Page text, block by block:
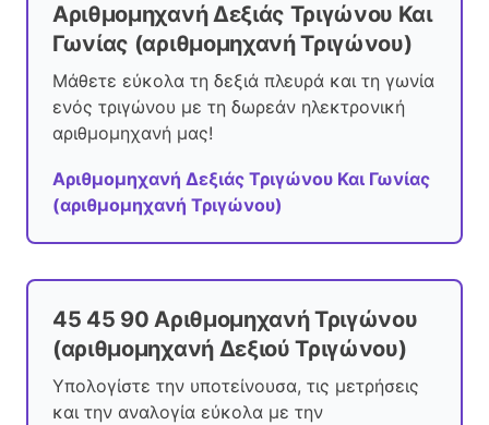
Αριθμομηχανή Δεξιάς Τριγώνου Και
Γωνίας (αριθμομηχανή Τριγώνου)
Μάθετε εύκολα τη δεξιά πλευρά και τη γωνία
ενός τριγώνου με τη δωρεάν ηλεκτρονική
αριθμομηχανή μας!
Αριθμομηχανή Δεξιάς Τριγώνου Και Γωνίας
(αριθμομηχανή Τριγώνου)
45 45 90 Αριθμομηχανή Τριγώνου
(αριθμομηχανή Δεξιού Τριγώνου)
Υπολογίστε την υποτείνουσα, τις μετρήσεις
και την αναλογία εύκολα με την